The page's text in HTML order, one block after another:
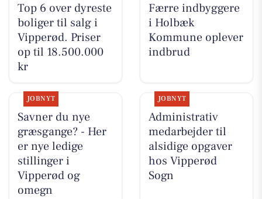
Top 6 over dyreste
boliger til salg i
Vipperød. Priser
op til 18.500.000
kr
Færre indbyggere
i Holbæk
Kommune oplever
indbrud
JOBNYT
Savner du nye
græsgange? - Her
er nye ledige
stillinger i
Vipperød og
omegn
JOBNYT
Administrativ
medarbejder til
alsidige opgaver
hos Vipperød
Sogn